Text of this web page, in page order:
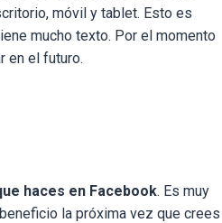
móvil y tablet. Esto es
mucho texto. Por el momento
en el futuro.
haces en Facebook. Es muy
la próxima vez que crees